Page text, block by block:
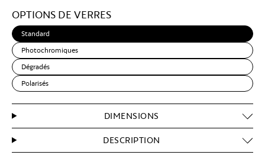
Brown
OPTIONS DE VERRES
Standard
Photochromiques
Dégradés
Polarisés
DIMENSIONS
DESCRIPTION